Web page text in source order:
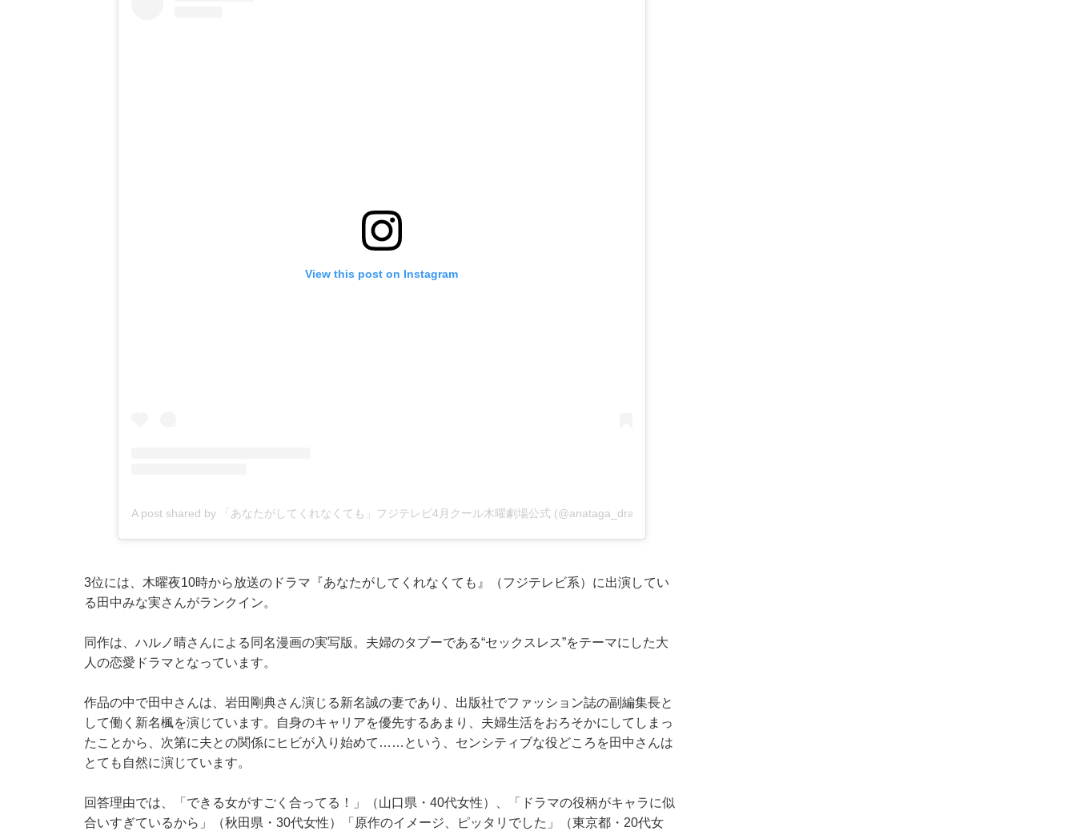
View this post on Instagram
A post shared by 「あなたがしてくれなくても」フジテレビ4月クール木曜劇場公式 (@anataga_drama)
3位には、木曜夜10時から放送のドラマ『あなたがしてくれなくても』（フジテレビ系）に出演してい
る田中みな実さんがランクイン。
同作は、ハルノ晴さんによる同名漫画の実写版。夫婦のタブーである“セックスレス”をテーマにした大
人の恋愛ドラマとなっています。
作品の中で田中さんは、岩田剛典さん演じる新名誠の妻であり、出版社でファッション誌の副編集長と
して働く新名楓を演じています。自身のキャリアを優先するあまり、夫婦生活をおろそかにしてしまっ
たことから、次第に夫との関係にヒビが入り始めて……という、センシティブな役どころを田中さんは
とても自然に演じています。
回答理由では、「できる女がすごく合ってる！」（山口県・40代女性）、「ドラマの役柄がキャラに似
合いすぎているから」（秋田県・30代女性）「原作のイメージ、ピッタリでした」（東京都・20代女